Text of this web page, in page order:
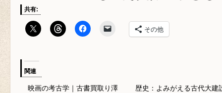
共有:
その他
関連
映画の考古学｜古書買取り澤
歴史：よみがえる古代大建